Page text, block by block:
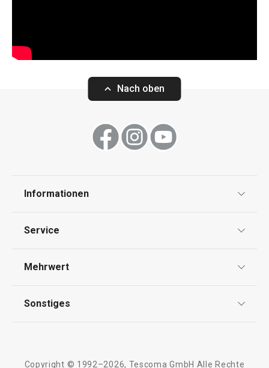
Nach oben
Informationen
Impressum
Service
Kontaktformular
Mehrwert
Sonstiges
Copyright © 1992–2026, Tescoma GmbH Alle Rechte